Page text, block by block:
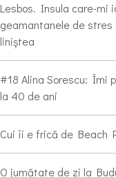
Lesbos. Insula care-mi
geamantanele de stres
liniștea
#18 Alina Sorescu: Îmi
la 40 de ani
Cui îi e frică de Beach
O jumătate de zi la